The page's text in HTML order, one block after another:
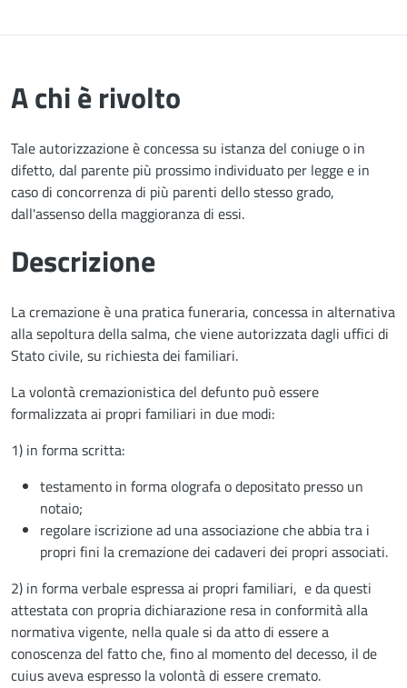
A chi è rivolto
Tale autorizzazione è concessa su istanza del coniuge o in
difetto, dal parente più prossimo individuato per legge e in
caso di concorrenza di più parenti dello stesso grado,
dall'assenso della maggioranza di essi.
Descrizione
La cremazione è una pratica funeraria, concessa in alternativa
alla sepoltura della salma, che viene autorizzata dagli uffici di
Stato civile, su richiesta dei familiari.
La volontà cremazionistica del defunto può essere
formalizzata ai propri familiari in due modi:
1) in forma scritta:
testamento in forma olografa o depositato presso un
notaio;
regolare iscrizione ad una associazione che abbia tra i
propri fini la cremazione dei cadaveri dei propri associati.
2) in forma verbale espressa ai propri familiari, e da questi
attestata con propria dichiarazione resa in conformità alla
normativa vigente, nella quale si da atto di essere a
conoscenza del fatto che, fino al momento del decesso, il de
cuius aveva espresso la volontà di essere cremato.